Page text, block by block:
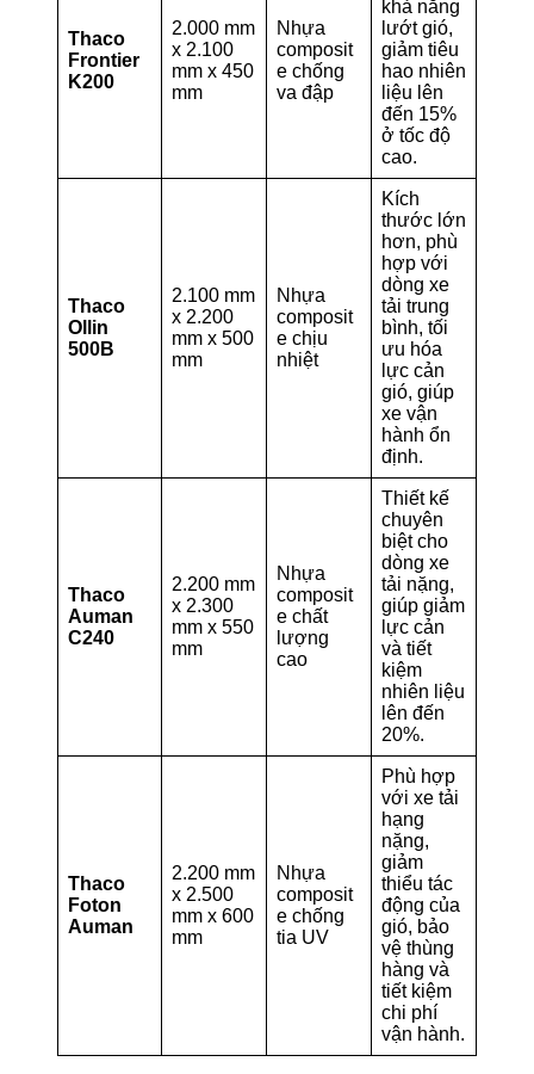
Thaco
Frontier
K200
2.000 mm
x 2.100
mm x 450
mm
Nhựa
composit
e chống
va đập
khả năng
lướt gió,
giảm tiêu
hao nhiên
liệu lên
đến 15%
ở tốc độ
cao.
Thaco
Ollin
500B
2.100 mm
x 2.200
mm x 500
mm
Nhựa
composit
e chịu
nhiệt
Kích
thước lớn
hơn, phù
hợp với
dòng xe
tải trung
bình, tối
ưu hóa
lực cản
gió, giúp
xe vận
hành ổn
định.
Thaco
Auman
C240
2.200 mm
x 2.300
mm x 550
mm
Nhựa
composit
e chất
lượng
cao
Thiết kế
chuyên
biệt cho
dòng xe
tải nặng,
giúp giảm
lực cản
và tiết
kiệm
nhiên liệu
lên đến
20%.
Thaco
Foton
Auman
2.200 mm
x 2.500
mm x 600
mm
Nhựa
composit
e chống
tia UV
Phù hợp
với xe tải
hạng
nặng,
giảm
thiểu tác
động của
gió, bảo
vệ thùng
hàng và
tiết kiệm
chi phí
vận hành.